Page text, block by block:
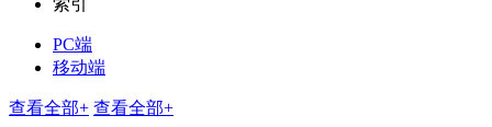
PC端
移动端
查看全部+ 查看全部+